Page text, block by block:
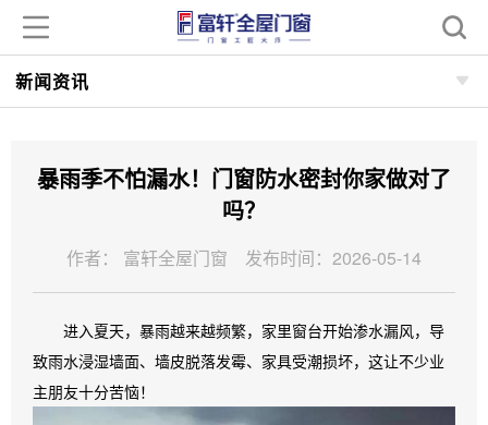
新闻资讯
暴雨季不怕漏水！门窗防水密封你家做对了
吗？
作者： 富轩全屋门窗 发布时间：2026-05-14
进入夏天，暴雨越来越频繁，家里窗台开始渗水漏风，导
致雨水浸湿墙面、墙皮脱落发霉、家具受潮损坏，这让不少业
主朋友十分苦恼！